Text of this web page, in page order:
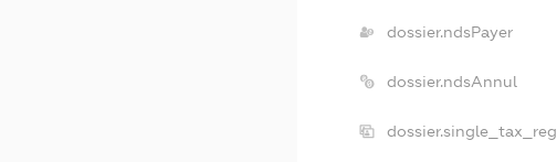
dossier.ndsPayer
dossier.ndsAnnul
dossier.single_tax_reg